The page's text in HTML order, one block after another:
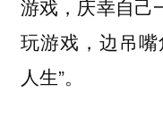
游戏，庆幸自己
玩游戏，边吊
人生”。